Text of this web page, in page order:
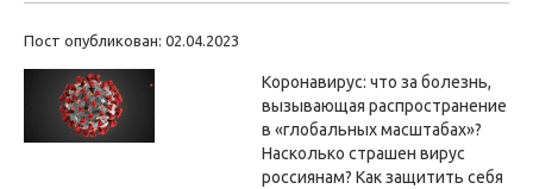
Пост опубликован: 02.04.2023
Коронавирус: что за болезнь,
вызывающая распространение
в «глобальных масштабах»?
Насколько страшен вирус
россиянам? Как защитить себя